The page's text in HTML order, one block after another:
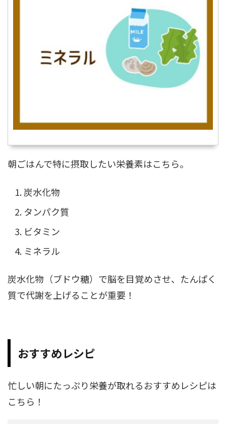
朝ごはんで特に摂取したい栄養素はこちら。
炭水化物
タンパク質
ビタミン
ミネラル
炭水化物（ブドウ糖）で脳を目覚めさせ、たんぱく
質で代謝を上げることが重要！
おすすめレシピ
忙しい朝にたっぷり栄養が取れるおすすめレシピは
こちら！